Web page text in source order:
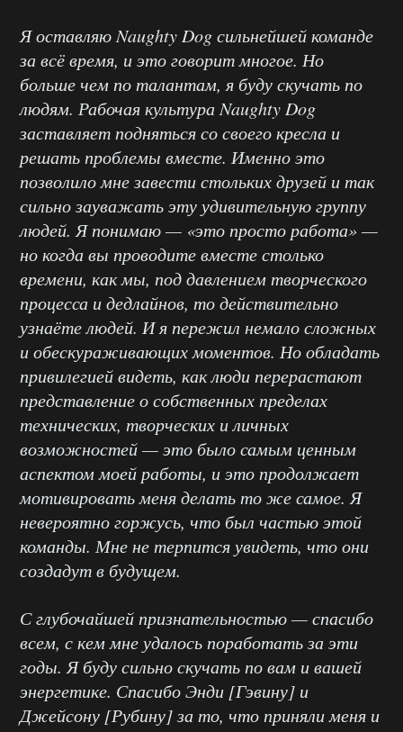
Я оставляю Naughty Dog сильнейшей команде
за всё время, и это говорит многое. Но
больше чем по талантам, я буду скучать по
людям. Рабочая культура Naughty Dog
заставляет подняться со своего кресла и
решать проблемы вместе. Именно это
позволило мне завести стольких друзей и так
сильно зауважать эту удивительную группу
людей. Я понимаю — «это просто работа» —
но когда вы проводите вместе столько
времени, как мы, под давлением творческого
процесса и дедлайнов, то действительно
узнаёте людей. И я пережил немало сложных
и обескураживающих моментов. Но обладать
привилегией видеть, как люди перерастают
представление о собственных пределах
технических, творческих и личных
возможностей — это было самым ценным
аспектом моей работы, и это продолжает
мотивировать меня делать то же самое. Я
невероятно горжусь, что был частью этой
команды. Мне не терпится увидеть, что они
создадут в будущем.
С глубочайшей признательностью — спасибо
всем, с кем мне удалось поработать за эти
годы. Я буду сильно скучать по вам и вашей
энергетике. Спасибо Энди [Гэвину] и
Джейсону [Рубину] за то, что приняли меня и